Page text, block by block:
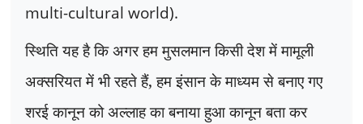
multi-cultural world).
स्थिति यह है कि अगर हम मुसलमान किसी देश में मामूली
अक्सरियत में भी रहते हैं,हम इंसान के माध्यम से बनाए गए
शरई कानून को अल्लाह का बनाया हुआ कानून बता कर